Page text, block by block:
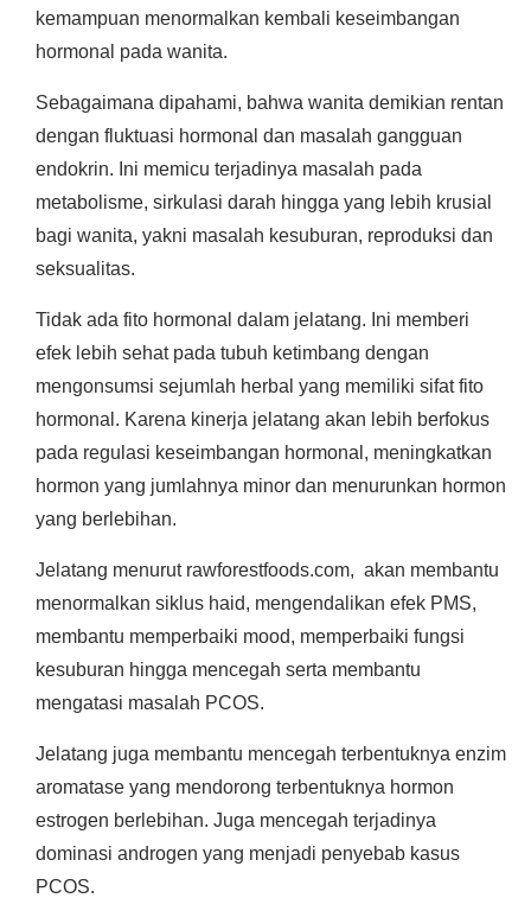
kemampuan menormalkan kembali keseimbangan
hormonal pada wanita.
Sebagaimana dipahami, bahwa wanita demikian rentan
dengan fluktuasi hormonal dan masalah gangguan
endokrin. Ini memicu terjadinya masalah pada
metabolisme, sirkulasi darah hingga yang lebih krusial
bagi wanita, yakni masalah kesuburan, reproduksi dan
seksualitas.
Tidak ada fito hormonal dalam jelatang. Ini memberi
efek lebih sehat pada tubuh ketimbang dengan
mengonsumsi sejumlah herbal yang memiliki sifat fito
hormonal. Karena kinerja jelatang akan lebih berfokus
pada regulasi keseimbangan hormonal, meningkatkan
hormon yang jumlahnya minor dan menurunkan hormon
yang berlebihan.
Jelatang menurut rawforestfoods.com, akan membantu
menormalkan siklus haid, mengendalikan efek PMS,
membantu memperbaiki mood, memperbaiki fungsi
kesuburan hingga mencegah serta membantu
mengatasi masalah PCOS.
Jelatang juga membantu mencegah terbentuknya enzim
aromatase yang mendorong terbentuknya hormon
estrogen berlebihan. Juga mencegah terjadinya
dominasi androgen yang menjadi penyebab kasus
PCOS.